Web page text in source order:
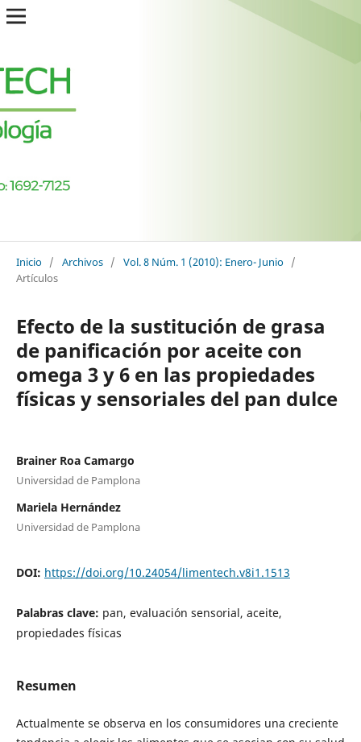
Inicio / Archivos / Vol. 8 Núm. 1 (2010): Enero- Junio /
Artículos
Efecto de la sustitución de grasa
de panificación por aceite con
omega 3 y 6 en las propiedades
físicas y sensoriales del pan dulce
Brainer Roa Camargo
Universidad de Pamplona
Mariela Hernández
Universidad de Pamplona
DOI: https://doi.org/10.24054/limentech.v8i1.1513
Palabras clave: pan, evaluación sensorial, aceite,
propiedades físicas
Resumen
Actualmente se observa en los consumidores una creciente